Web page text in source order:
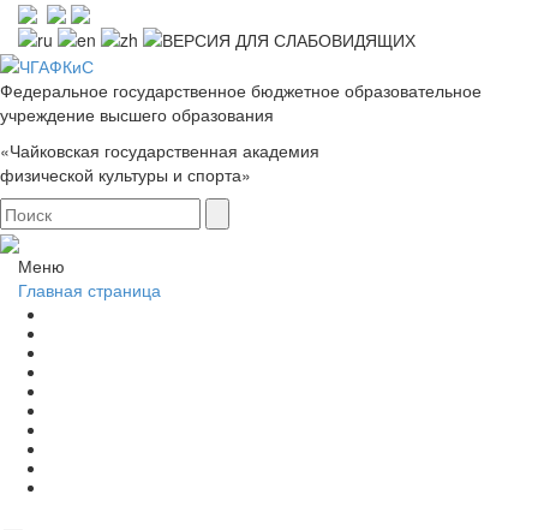
Федеральное государственное бюджетное образовательное
учреждение высшего образования
«Чайковская государственная академия
физической культуры и спорта»
Меню
Главная страница